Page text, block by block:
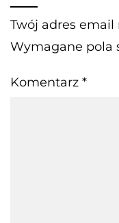
Twój adres
Wymagane pola
Komentarz *